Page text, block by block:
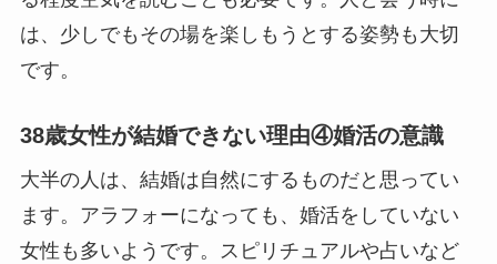
は、少しでもその場を楽しもうとする姿勢も大切
です。
38歳女性が結婚できない理由④婚活の意識
大半の人は、結婚は自然にするものだと思ってい
ます。アラフォーになっても、婚活をしていない
女性も多いようです。スピリチュアルや占いなど